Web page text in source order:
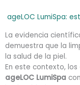
ageLOC LumiSpa:
La evidencia
demuestra que la
la salud de la piel.
En este contexto, los
ageLOC LumiSpa